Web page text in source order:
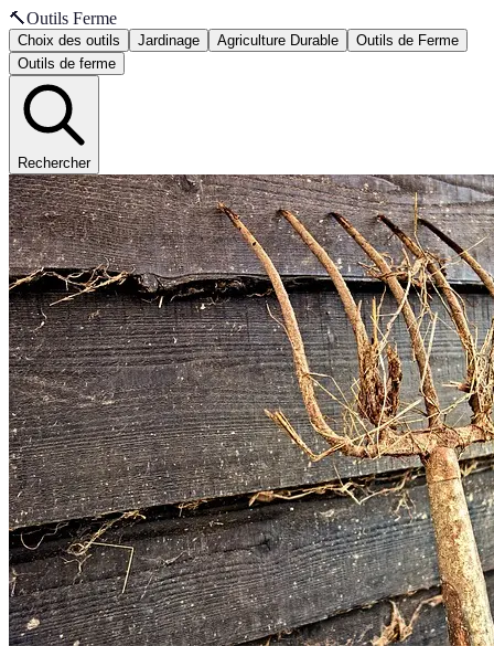
🔨Outils Ferme
Choix des outils Jardinage Agriculture Durable
Outils de Ferme
Outils de ferme
Rechercher